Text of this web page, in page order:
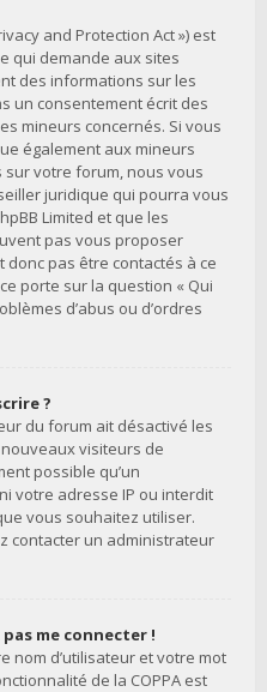
and Protection Act ») est
qui demande aux sites
des informations sur les
un consentement écrit des
mineurs concernés. Si vous
également aux mineurs
sur votre forum, nous vous
juridique qui pourra vous
Limited et que les
pas vous proposer
donc pas être contactés à ce
porte sur la question « Qui
d’abus ou d’ordres
?
du forum ait désactivé les
visiteurs de
possible qu’un
votre adresse IP ou interdit
vous souhaitez utiliser.
contacter un administrateur
me connecter !
nom d’utilisateur et votre mot
de la COPPA est